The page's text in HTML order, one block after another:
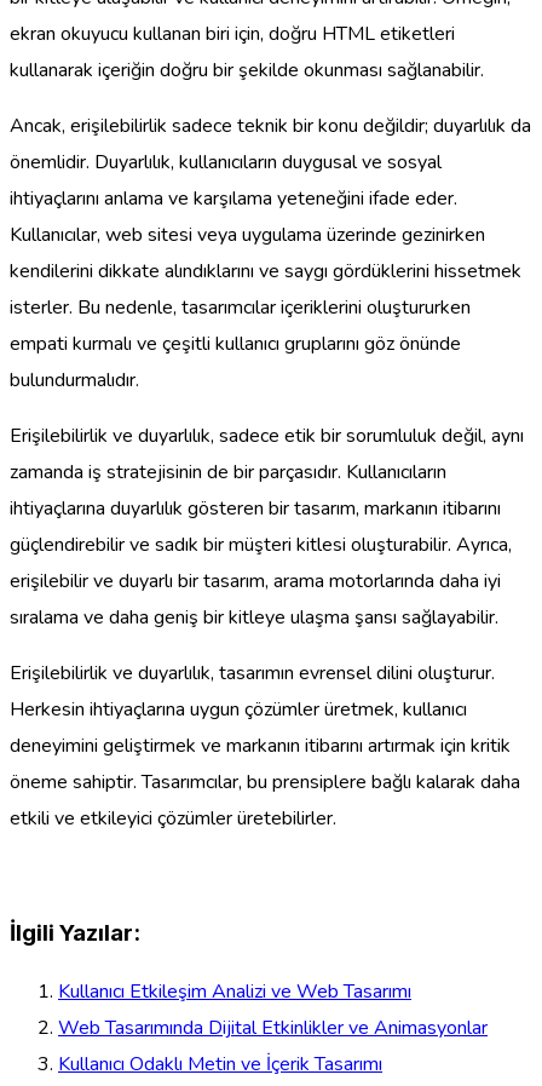
ekran okuyucu kullanan biri için, doğru HTML etiketleri
kullanarak içeriğin doğru bir şekilde okunması sağlanabilir.
Ancak, erişilebilirlik sadece teknik bir konu değildir; duyarlılık da
önemlidir. Duyarlılık, kullanıcıların duygusal ve sosyal
ihtiyaçlarını anlama ve karşılama yeteneğini ifade eder.
Kullanıcılar, web sitesi veya uygulama üzerinde gezinirken
kendilerini dikkate alındıklarını ve saygı gördüklerini hissetmek
isterler. Bu nedenle, tasarımcılar içeriklerini oluştururken
empati kurmalı ve çeşitli kullanıcı gruplarını göz önünde
bulundurmalıdır.
Erişilebilirlik ve duyarlılık, sadece etik bir sorumluluk değil, aynı
zamanda iş stratejisinin de bir parçasıdır. Kullanıcıların
ihtiyaçlarına duyarlılık gösteren bir tasarım, markanın itibarını
güçlendirebilir ve sadık bir müşteri kitlesi oluşturabilir. Ayrıca,
erişilebilir ve duyarlı bir tasarım, arama motorlarında daha iyi
sıralama ve daha geniş bir kitleye ulaşma şansı sağlayabilir.
Erişilebilirlik ve duyarlılık, tasarımın evrensel dilini oluşturur.
Herkesin ihtiyaçlarına uygun çözümler üretmek, kullanıcı
deneyimini geliştirmek ve markanın itibarını artırmak için kritik
öneme sahiptir. Tasarımcılar, bu prensiplere bağlı kalarak daha
etkili ve etkileyici çözümler üretebilirler.
İlgili Yazılar:
Kullanıcı Etkileşim Analizi ve Web Tasarımı
Web Tasarımında Dijital Etkinlikler ve Animasyonlar
Kullanıcı Odaklı Metin ve İçerik Tasarımı